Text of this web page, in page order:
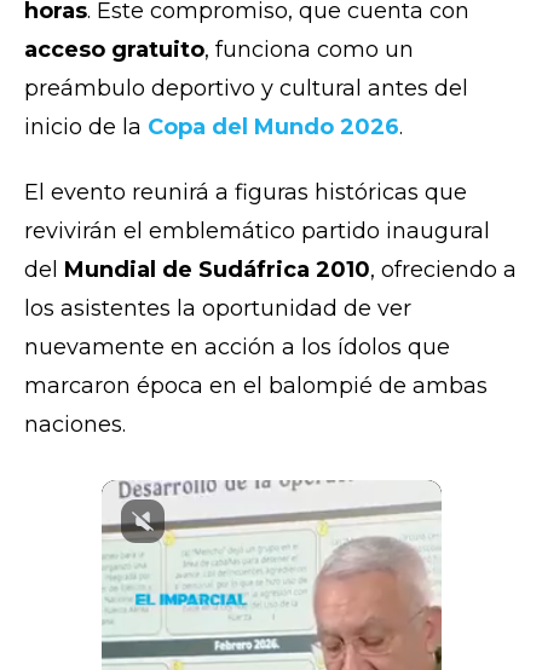
horas. Este compromiso, que cuenta con
acceso gratuito, funciona como un
preámbulo deportivo y cultural antes del
inicio de la Copa del Mundo 2026.
El evento reunirá a figuras históricas que
revivirán el emblemático partido inaugural
del Mundial de Sudáfrica 2010, ofreciendo a
los asistentes la oportunidad de ver
nuevamente en acción a los ídolos que
marcaron época en el balompié de ambas
naciones.